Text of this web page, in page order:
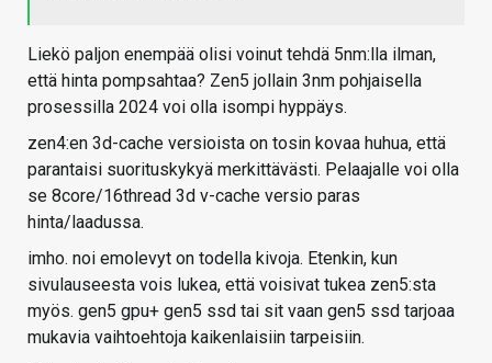
Liekö paljon enempää olisi voinut tehdä 5nm:lla ilman,
että hinta pompsahtaa? Zen5 jollain 3nm pohjaisella
prosessilla 2024 voi olla isompi hyppäys.
zen4:en 3d-cache versioista on tosin kovaa huhua, että
parantaisi suorituskykyä merkittävästi. Pelaajalle voi olla
se 8core/16thread 3d v-cache versio paras
hinta/laadussa.
imho. noi emolevyt on todella kivoja. Etenkin, kun
sivulauseesta vois lukea, että voisivat tukea zen5:sta
myös. gen5 gpu+ gen5 ssd tai sit vaan gen5 ssd tarjoaa
mukavia vaihtoehtoja kaikenlaisiin tarpeisiin.